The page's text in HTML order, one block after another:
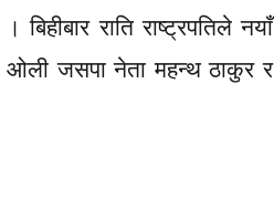
राति राष्ट्रपतिले नयाँ
ओली जसपा नेता महन्थ ठाकुर र